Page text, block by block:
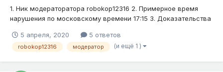
1. Ник модераторатора robokop12316 2. Примерное время
нарушения по московскому времени 17:15 3. Доказательства
(опишите ситуацию) Модератор провоцирует и угрожает
игрокам сервера, а затем раздаёт им муты. Так же непоср...
5 апреля, 2020 5 ответов
robokop12316 модератор (и ещё 1 )